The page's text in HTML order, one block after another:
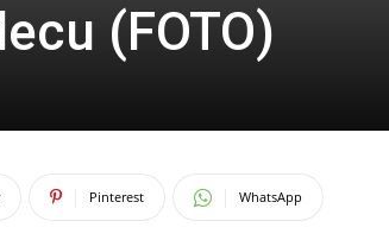
(FOTO)
Pinterest WhatsApp